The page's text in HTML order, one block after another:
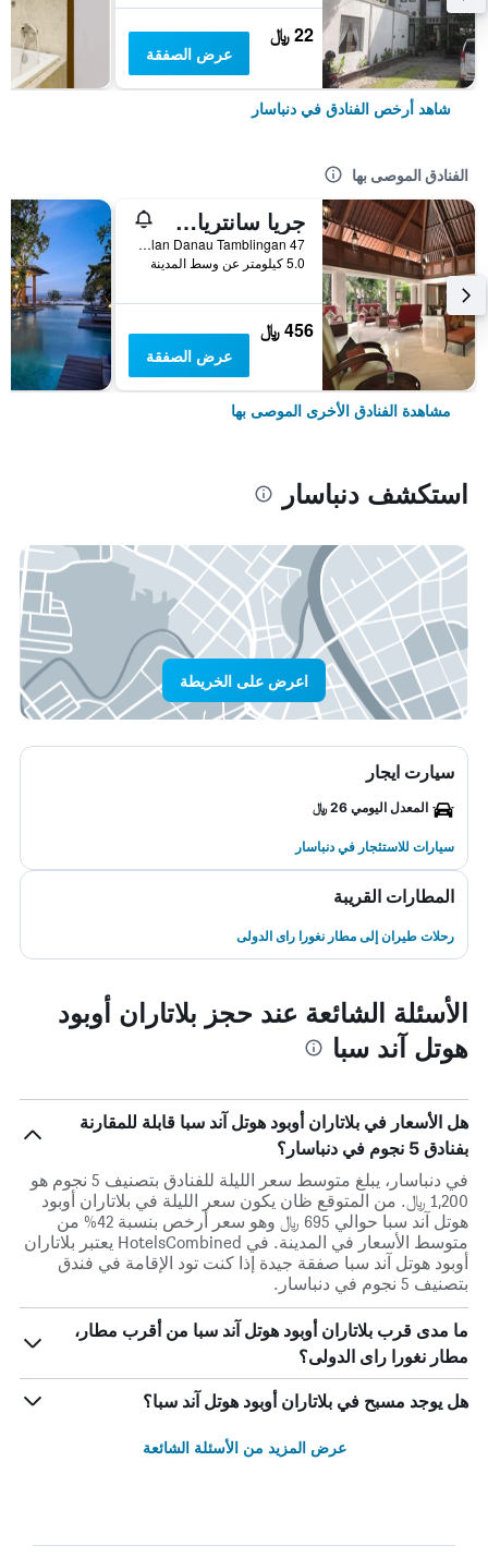
22 ﷼
عرض الصفقة
شاهد أرخص الفنادق في دنباسار
الفنادق الموصى بها
جريا سانتريان أه بيتش ريزورت آند سبا
Jalan Danau Tamblingan 47, دنباسار, إندونيسيا
5.0 كيلومتر عن وسط المدينة
456 ﷼
عرض الصفقة
مشاهدة الفنادق الأخرى الموصى بها
استكشف دنباسار
اعرض على الخريطة
سيارت ايجار
المعدل اليومي 26 ﷼
سيارات للاستئجار في دنباسار
المطارات القريبة
رحلات طيران إلى مطار نغورا راى الدولى
الأسئلة الشائعة عند حجز بلاتاران أوبود
هوتل آند سبا
هل الأسعار في بلاتاران أوبود هوتل آند سبا قابلة للمقارنة
بفنادق 5 نجوم في دنباسار؟
في دنباسار، يبلغ متوسط ​​سعر الليلة للفنادق بتصنيف 5 نجوم هو
1,200 ﷼. من المتوقع ظان يكون سعر الليلة في بلاتاران أوبود
هوتل آند سبا حوالي 695 ﷼ وهو سعر أرخص بنسبة 42% من
متوسط الأسعار في المدينة. في HotelsCombined يعتبر بلاتاران
أوبود هوتل آند سبا صفقة جيدة إذا كنت تود الإقامة في فندق
بتصنيف 5 نجوم في دنباسار.
ما مدى قرب بلاتاران أوبود هوتل آند سبا من أقرب مطار،
مطار نغورا راى الدولى؟
هل يوجد مسبح في بلاتاران أوبود هوتل آند سبا؟
عرض المزيد من الأسئلة الشائعة